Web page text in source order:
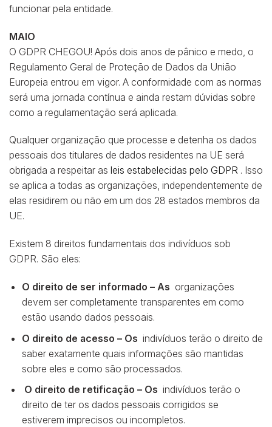
funcionar pela entidade.
MAIO
O GDPR CHEGOU! Após dois anos de pânico e medo, o
Regulamento Geral de Proteção de Dados da União
Europeia entrou em vigor. A conformidade com as normas
será uma jornada contínua e ainda restam dúvidas sobre
como a regulamentação será aplicada.
Qualquer organização que processe e detenha os dados
pessoais dos titulares de dados residentes na UE será
obrigada a respeitar as leis estabelecidas pelo GDPR . Isso
se aplica a todas as organizações, independentemente de
elas residirem ou não em um dos 28 estados membros da
UE.
Existem 8 direitos fundamentais dos indivíduos sob
GDPR. São eles:
O direito de ser informado – As organizações
devem ser completamente transparentes em como
estão usando dados pessoais.
O direito de acesso – Os indivíduos terão o direito de
saber exatamente quais informações são mantidas
sobre eles e como são processados.
O direito de retificação – Os indivíduos terão o
direito de ter os dados pessoais corrigidos se
estiverem imprecisos ou incompletos.